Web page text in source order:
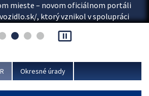
mieste – novom oficiálnom portáli
, ktorý vznikol v spolupráci
a Ministerstva vnútra SR.
pause_presentation
Okresné úrady